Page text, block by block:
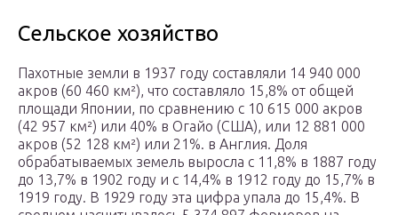
Сельское хозяйство
Пахотные земли в 1937 году составляли 14 940 000
акров (60 460 км²), что составляло 15,8% от общей
площади Японии, по сравнению с 10 615 000 акров
(42 957 км²) или 40% в Огайо (США), или 12 881 000
акров (52 128 км²) или 21%. в Англия. Доля
обрабатываемых земель выросла с 11,8% в 1887 году
до 13,7% в 1902 году и с 14,4% в 1912 году до 15,7% в
1919 году. В 1929 году эта цифра упала до 15,4%. В